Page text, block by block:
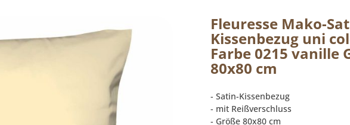
Fleuresse Mako-
Kissenbezug uni
Farbe 0215 vanille
80x80 cm
- Satin-Kissenbezug
- mit Reißverschluss
- Größe 80x80 cm